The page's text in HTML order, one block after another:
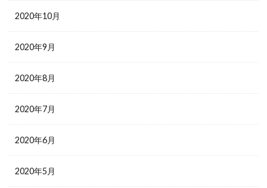
2020年10月
2020年9月
2020年8月
2020年7月
2020年6月
2020年5月